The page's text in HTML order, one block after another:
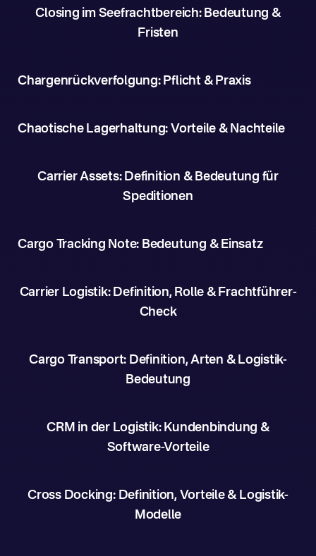
Closing im Seefrachtbereich: Bedeutung &
Fristen
Chargenrückverfolgung: Pflicht & Praxis
Chaotische Lagerhaltung: Vorteile & Nachteile
Carrier Assets: Definition & Bedeutung für
Speditionen
Cargo Tracking Note: Bedeutung & Einsatz
Carrier Logistik: Definition, Rolle & Frachtführer-
Check
Cargo Transport: Definition, Arten & Logistik-
Bedeutung
CRM in der Logistik: Kundenbindung &
Software-Vorteile
Cross Docking: Definition, Vorteile & Logistik-
Modelle